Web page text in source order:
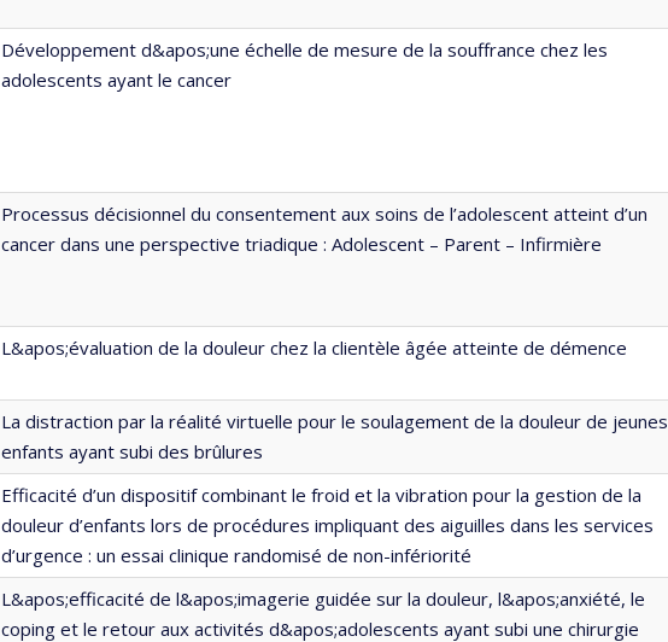
Développement d&apos;une échelle de mesure de la souffrance chez les
adolescents ayant le cancer
Processus décisionnel du consentement aux soins de l’adolescent atteint d’un
cancer dans une perspective triadique : Adolescent – Parent – Infirmière
L&apos;évaluation de la douleur chez la clientèle âgée atteinte de démence
La distraction par la réalité virtuelle pour le soulagement de la douleur de jeunes
enfants ayant subi des brûlures
Efficacité d’un dispositif combinant le froid et la vibration pour la gestion de la
douleur d’enfants lors de procédures impliquant des aiguilles dans les services
d’urgence : un essai clinique randomisé de non-infériorité
L&apos;efficacité de l&apos;imagerie guidée sur la douleur, l&apos;anxiété, le
coping et le retour aux activités d&apos;adolescents ayant subi une chirurgie